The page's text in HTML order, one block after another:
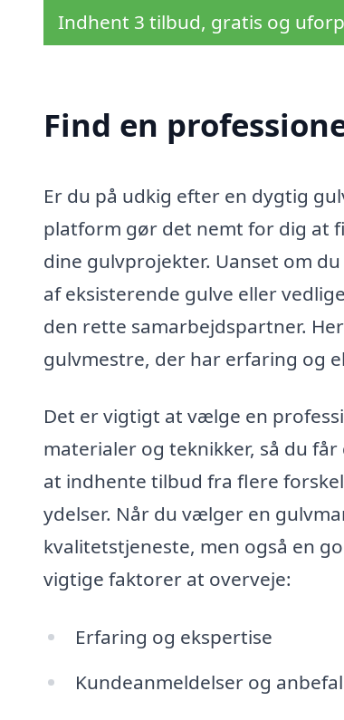
Indhent 3 tilbud, gratis og
Find en
Er du på udkig efter en dygtig
platform gør det nemt for dig at
dine gulvprojekter. Uanset om
af eksisterende gulve eller
den rette samarbejdspartner.
gulvmestre, der har erfaring og
Det er vigtigt at vælge en
materialer og teknikker, så du
at indhente tilbud fra flere
ydelser. Når du vælger en
kvalitetstjeneste, men også en
vigtige faktorer at overveje:
Erfaring og ekspertise
Kundeanmeldelser og